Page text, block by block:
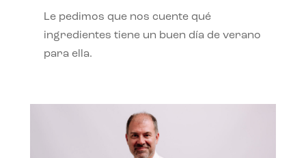
Le pedimos que nos cuente qué
ingredientes tiene un buen día de verano
para ella.